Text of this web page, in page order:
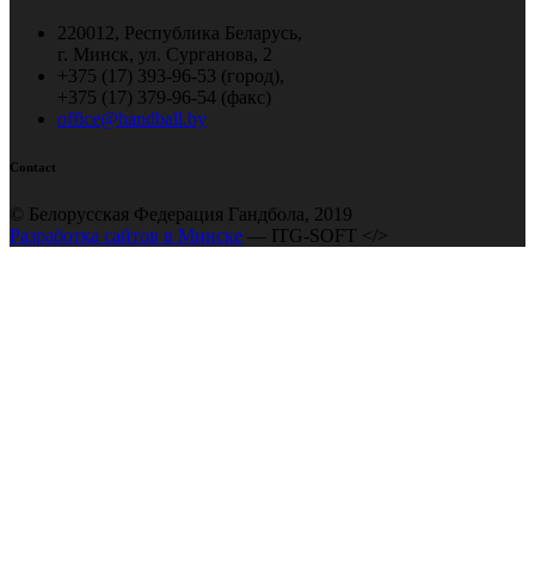
220012, Республика Беларусь,
г. Минск, ул. Сурганова, 2
+375 (17) 393-96-53 (город),
+375 (17) 379-96-54 (факс)
office@handball.by
Contact
© Белорусская Федерация Гандбола, 2019
Разработка сайтов в Минске — ITG-SOFT </>